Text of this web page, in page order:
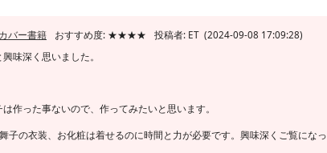
バー書籍 おすすめ度: ★★★★
投稿者: ET (2024-09-08 17:09:28)
味深く思いました。
作った事ないので、作ってみたいと思います。
子の衣装、お化粧は着せるのに時間と力が必要です。興味深くご覧になっ